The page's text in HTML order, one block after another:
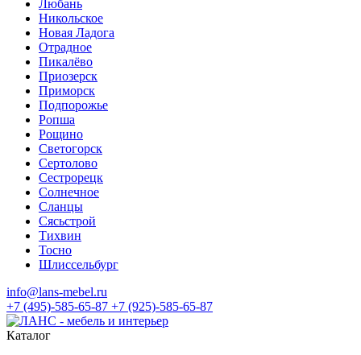
Любань
Никольское
Новая Ладога
Отрадное
Пикалёво
Приозерск
Приморск
Подпорожье
Ропша
Рощино
Светогорск
Сертолово
Сестрорецк
Солнечное
Сланцы
Сясьстрой
Тихвин
Тосно
Шлиссельбург
info@lans-mebel.ru
+7 (495)-585-65-87 +7 (925)-585-65-87
Каталог